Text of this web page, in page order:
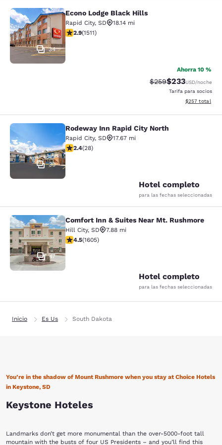
Econo Lodge Black Hills
34
Econo Lodge Black Hills
Rapid City, SD
18.14 mi
calificación de 2.92 estrellas. Feria. 1511 reseñas
2.9(1511)
Ahorra 10 %
Precio tachado:
$259Precio con
$233USD/noche
Tarifa para socios
Ver detalles
$257 total
Rodeway Inn Rapid City North
30
Rodeway Inn Rapid City North
Rapid City, SD
17.67 mi
calificación de 2.43 estrellas. Feria. 28 reseñas
2.4(28)
Hotel completo
para las fechas seleccionadas
Comfort Inn & Suites Near Mt.
47
Comfort Inn & Suites Near Mt. Rushmore
Hill City, SD
7.88 mi
calificación de 4.54 estrellas. Excelente. 1605 reseñas
4.5(1605)
Hotel completo
para las fechas seleccionadas
Inicio Es Us South Dakota
You’re in the shadow of Mount Rushmore when you stay at Choice Hotels
in Keystone, SD
Keystone Hoteles
Landmarks don’t get more monumental than the over-5000-foot tall
mountain with the busts of four US Presidents – and you’ll find this